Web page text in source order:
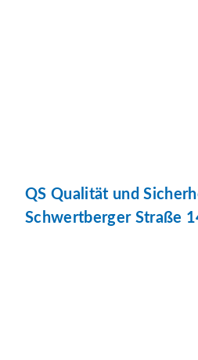
QS Qualität und
Schwertberger Straße